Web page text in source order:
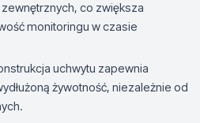
co zwiększa
monitoringu w czasie
uchwytu zapewnia
żywotność, niezależnie od